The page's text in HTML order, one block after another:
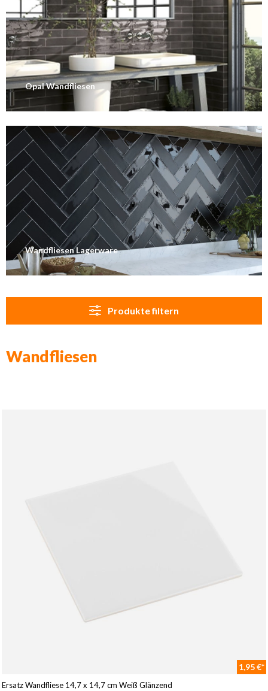
Opal Wandfliesen
Wandfliesen Lagerware
Produkte filtern
Wandfliesen
1,95 €*
Ersatz Wandfliese 14,7 x 14,7 cm Weiß Glänzend